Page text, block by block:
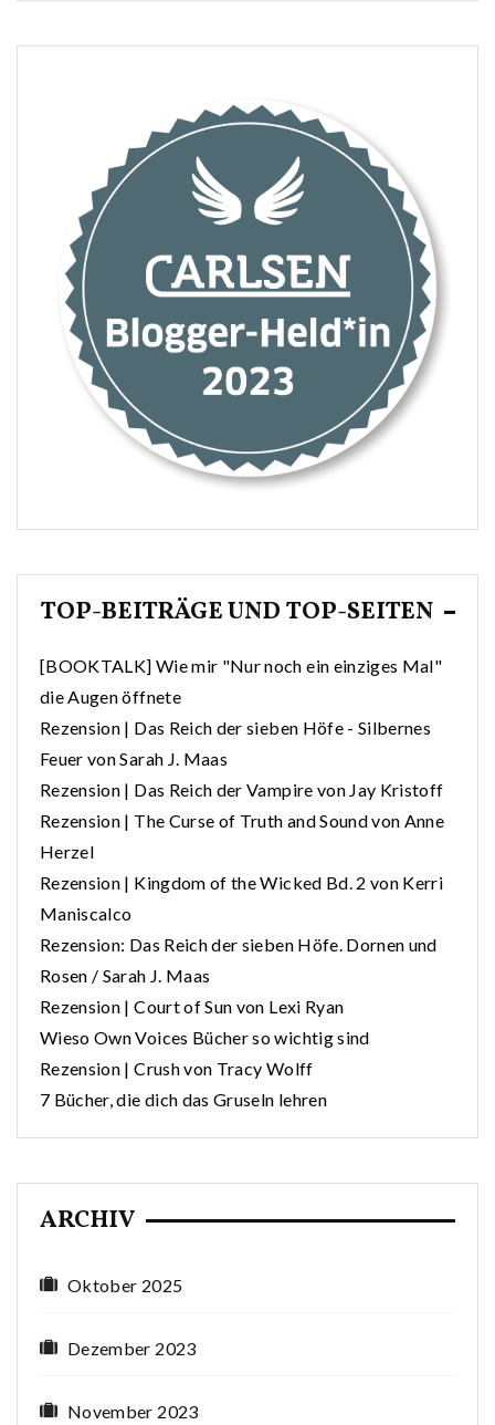
TOP-BEITRÄGE UND TOP-SEITEN
[BOOKTALK] Wie mir "Nur noch ein einziges Mal"
die Augen öffnete
Rezension | Das Reich der sieben Höfe - Silbernes
Feuer von Sarah J. Maas
Rezension | Das Reich der Vampire von Jay Kristoff
Rezension | The Curse of Truth and Sound von Anne
Herzel
Rezension | Kingdom of the Wicked Bd. 2 von Kerri
Maniscalco
Rezension: Das Reich der sieben Höfe. Dornen und
Rosen / Sarah J. Maas
Rezension | Court of Sun von Lexi Ryan
Wieso Own Voices Bücher so wichtig sind
Rezension | Crush von Tracy Wolff
7 Bücher, die dich das Gruseln lehren
ARCHIV
Oktober 2025
Dezember 2023
November 2023